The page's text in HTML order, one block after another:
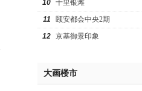
10 十里银滩
11
颐安都会中央2期
12 京基御景印象
大画楼市